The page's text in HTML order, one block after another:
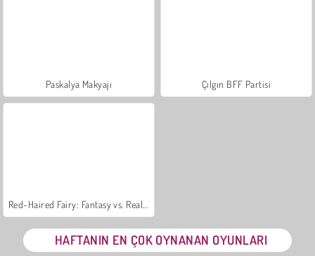
Paskalya Makyajı Çılgın BFF Partisi
HAFTANIN EN ÇOK OYNANAN OYUNLARI